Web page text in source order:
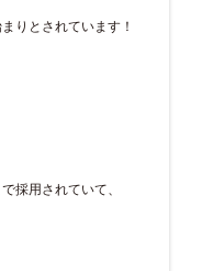
りとされています！
採用されていて、